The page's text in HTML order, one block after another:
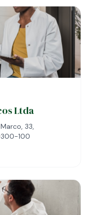
Ltda
33,
100